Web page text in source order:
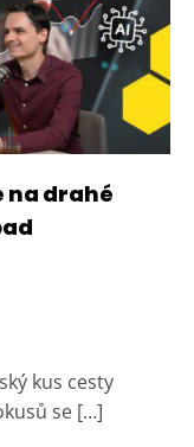
na drahé
kus cesty
se […]